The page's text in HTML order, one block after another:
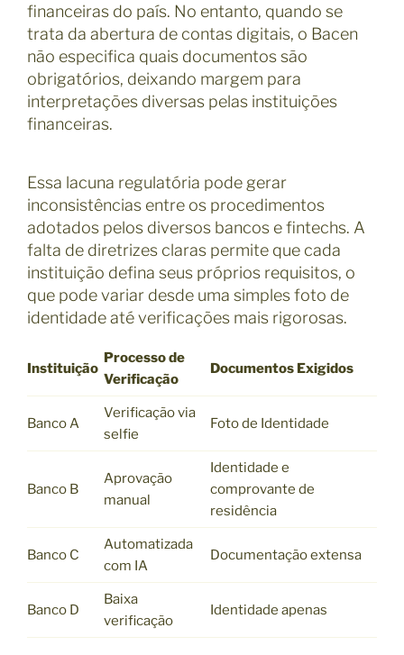
financeiras do país. No entanto, quando se
trata da abertura de contas digitais, o Bacen
não especifica quais documentos são
obrigatórios, deixando margem para
interpretações diversas pelas instituições
financeiras.
Essa lacuna regulatória pode gerar
inconsistências entre os procedimentos
adotados pelos diversos bancos e fintechs. A
falta de diretrizes claras permite que cada
instituição defina seus próprios requisitos, o
que pode variar desde uma simples foto de
identidade até verificações mais rigorosas.
Instituição
Processo de
Verificação
Documentos Exigidos
Banco A
Verificação via
selfie
Foto de Identidade
Banco B
Aprovação
manual
Identidade e
comprovante de
residência
Banco C
Automatizada
com IA
Documentação extensa
Banco D
Baixa
verificação
Identidade apenas